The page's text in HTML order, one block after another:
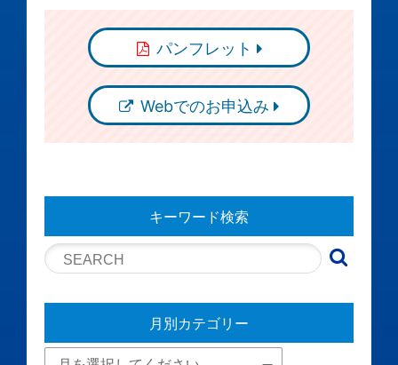
パンフレット
Webでのお申込み
キーワード検索
月別カテゴリー